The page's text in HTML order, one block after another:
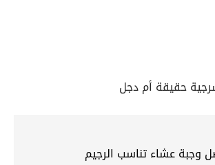
حقيقة أم دجل
وجبة عشاء تناسب الرجيم